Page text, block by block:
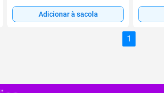
Adicionar à sacola
1